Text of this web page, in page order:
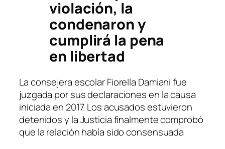
violación, la
condenaron y
cumplirá la pena
en libertad
La consejera escolar Fiorella Damiani fue
juzgada por sus declaraciones en la causa
iniciada en 2017. Los acusados estuvieron
detenidos y la Justicia finalmente comprobó
que la relación había sido consensuada